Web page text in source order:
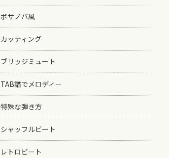
ボサノバ風
カッティング
ブリッジミュート
TAB譜でメロディー
特殊な弾き方
シャッフルビート
レトロビート